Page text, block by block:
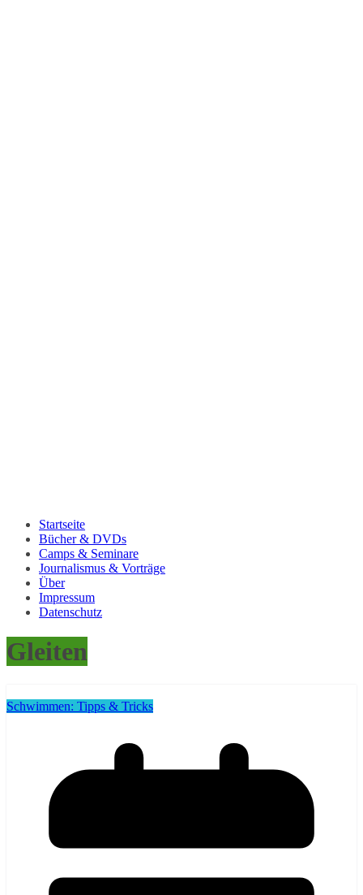
Startseite
Bücher & DVDs
Camps & Seminare
Journalismus & Vorträge
Über
Impressum
Datenschutz
Gleiten
Schwimmen: Tipps & Tricks